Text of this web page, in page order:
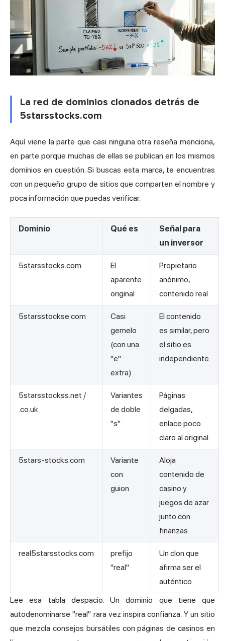
La red de dominios clonados detrás de
5starsstocks.com
Aquí viene la parte que casi ninguna otra reseña menciona,
en parte porque muchas de ellas se publican en los mismos
dominios en cuestión. Si buscas esta marca, te encuentras
con un pequeño grupo de sitios que comparten el nombre y
poca información que puedas verificar.
Dominio Qué es
Señal para
un inversor
5starsstocks.com
El
aparente
original
Propietario
anónimo,
contenido real
5starsstockse.com
Casi
gemelo
(con una
"e"
extra)
El contenido
es similar, pero
el sitio es
independiente.
5starsstockss.net /
.co.uk
Variantes
de doble
"s"
Páginas
delgadas,
enlace poco
claro al original.
5stars-stocks.com
Variante
con
guion
Aloja
contenido de
casino y
juegos de azar
junto con
finanzas
real5starsstocks.com
prefijo
"real"
Un clon que
afirma ser el
auténtico
Lee esa tabla despacio. Un dominio que tiene que
autodenominarse "real" rara vez inspira confianza. Y un sitio
que mezcla consejos bursátiles con páginas de casinos en